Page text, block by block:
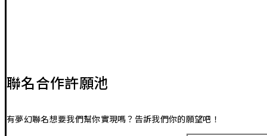
聯名合作許願池
有夢幻聯名想要我們幫你實現嗎？告訴我們你的願望吧！